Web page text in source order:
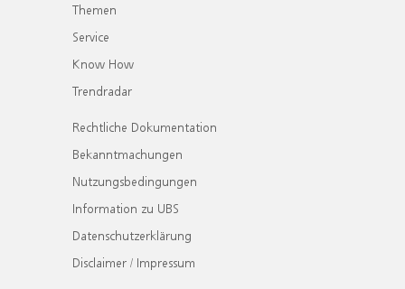
Themen
Service
Know How
Trendradar
Rechtliche Dokumentation
Bekanntmachungen
Nutzungsbedingungen
Information zu UBS
Datenschutzerklärung
Disclaimer / Impressum